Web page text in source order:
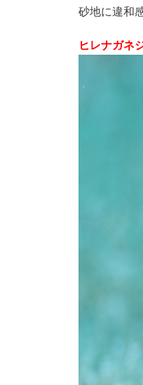
砂地に違和
ヒレナガネ